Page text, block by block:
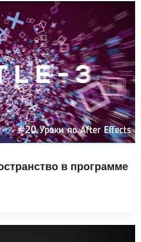
в программе